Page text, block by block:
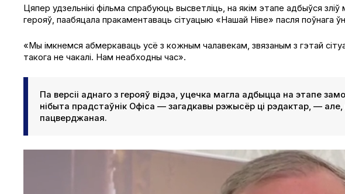
Цяпер удзельнікі фільма спрабуюць высветліць, на якім этапе адбыўся
герояў, паабяцала пракаментаваць сітуацыю «Нашай Ніве» пасля поўнага
«Мы імкнемся абмеркаваць усё з кожным чалавекам, звязаным з гэтай
такога не чакалі. Нам неабходны час».
Па версіі аднаго з герояў відэа, уцечка магла адбыцца на этапе
нібыта прадстаўнік Офіса — загадкавы рэжысёр ці рэдактар, —
пацверджаная.